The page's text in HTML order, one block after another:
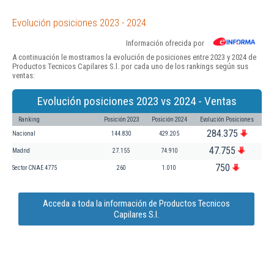
Evolución posiciones 2023 - 2024
Información ofrecida por
A continuación le mostramos la evolución de posiciones entre 2023 y 2024 de
Productos Tecnicos Capilares S.l. por cada uno de los rankings según sus
ventas:
Evolución posiciones 2023 vs 2024 - Ventas
Ranking Posición 2023 Posición 2024 Evolución Posiciones
Nacional 144.830 429.205 284.375
Madrid 27.155 74.910 47.755
Sector CNAE 4775 260 1.010 750
Acceda a toda la información de Productos Tecnicos
Capilares S.l.